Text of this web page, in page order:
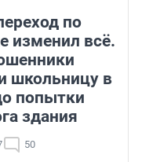
по
изменил всё.
школьницу в
попытки
здания
50